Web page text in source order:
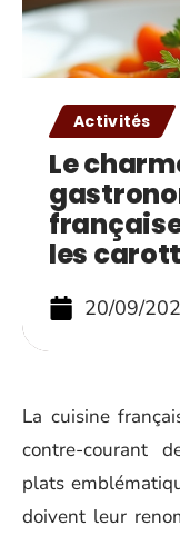
Activités
Le
les
20/09/
La cuisine
contre-courant
plats
doivent leur